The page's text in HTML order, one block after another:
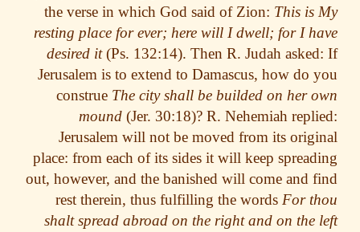
the verse in which God said of Zion: This
resting place for ever; here will I dwell; for I
desired it(Ps. 132:14). Then R. Judah
Jerusalem is to extend to Damascus, how do
construeThe city shall be builded on her
mound(Jer. 30:18)? R. Nehemiah
Jerusalem will not be moved from its
place: from each of its sides it will keep
out, however, and the banished will come and
rest therein, thus fulfilling the wordsFor
shalt spread abroad on the right and on